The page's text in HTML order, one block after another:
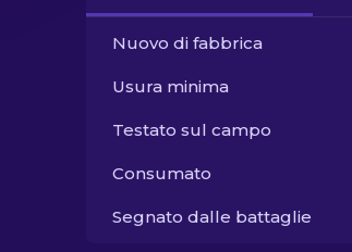
Nuovo di fabbrica
Usura minima
Testato sul campo
Consumato
Segnato dalle battaglie